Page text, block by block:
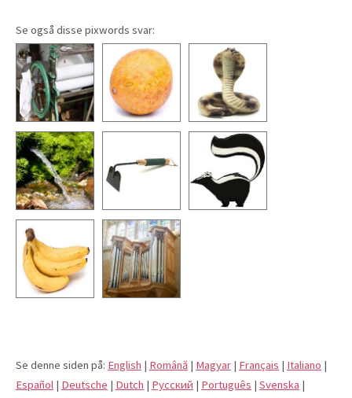
Se også disse pixwords svar:
Se denne siden på: English | Română | Magyar | Français | Italiano |
Español | Deutsche | Dutch | Pусский | Português | Svenska |